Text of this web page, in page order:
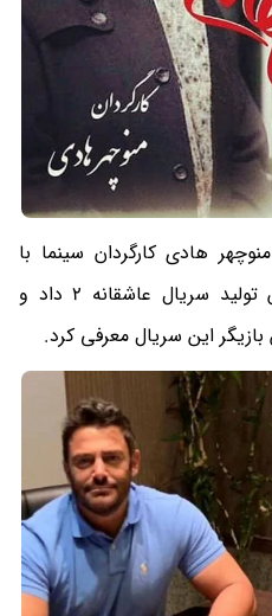
هادی کارگردان سینما با
سریال عاشقانه 2 داد و
بازیگر این سریال معرفی کرد.